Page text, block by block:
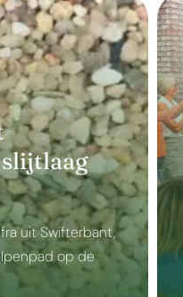
uit Swifterbant,
op de